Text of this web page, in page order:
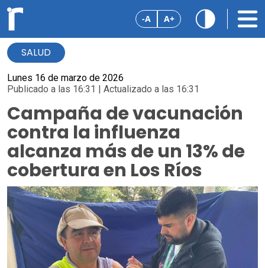
-A A+
SALUD
Lunes 16 de marzo de 2026
Publicado a las 16:31 | Actualizado a las 16:31
Campaña de vacunación
contra la influenza
alcanza más de un 13% de
cobertura en Los Ríos